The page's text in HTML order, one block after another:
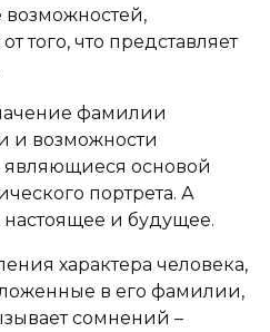
возможностей,
того, что представляет
фамилии
и возможности
основой
портрета. А
настоящее и будущее.
характера человека,
в его фамилии,
сомнений –